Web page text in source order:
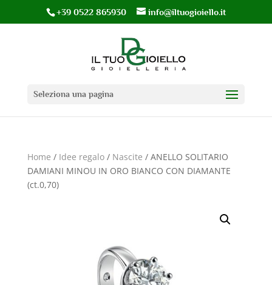
+39 0522 865930 info@iltuogioiello.it
Seleziona una pagina
Home / Idee regalo/ Nascite / ANELLO SOLITARIO
DAMIANI MINOU IN ORO BIANCO CON DIAMANTE
(ct.0,70)